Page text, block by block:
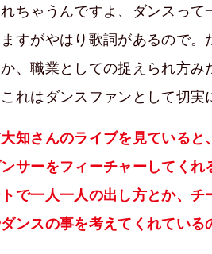
ちゃうんですよ、ダンスっ
すがやはり歌詞があるので
、職業としての捉えられ方
れはダンスファンとして切実
さんのライブを見ていると
サーをフィーチャーしてく
で一人一人の出し方とか、
ンスの事を考えてくれている